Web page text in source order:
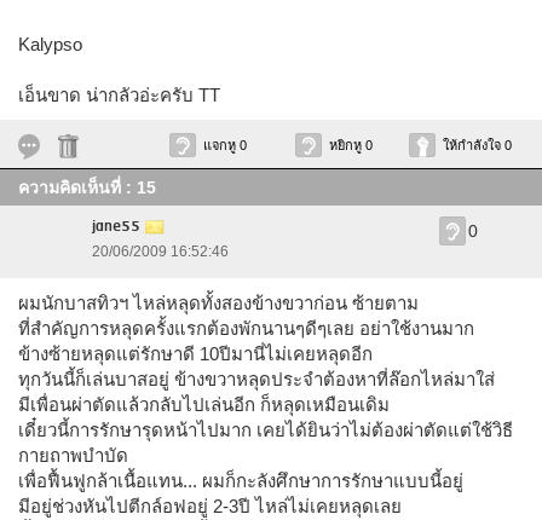
Kalypso
เอ็นขาด น่ากลัวอ่ะครับ TT
แจกหู 0 หยิกหู 0 ให้กำลังใจ 0
ความคิดเห็นที่ : 15
jane55
20/06/2009 16:52:46
0
ผมนักบาสทิวฯ ไหล่หลุดทั้งสองข้างขวาก่อน ซ้ายตาม
ที่สำคัญการหลุดครั้งแรกต้องพักนานๆดีๆเลย อย่าใช้งานมาก
ข้างซ้ายหลุดแต่รักษาดี 10ปีมานี่ไม่เคยหลุดอีก
ทุกวันนี้ก็เล่นบาสอยู่ ข้างขวาหลุดประจำต้องหาที่ล๊อกไหล่มาใส่
มีเพื่อนผ่าตัดแล้วกลับไปเล่นอีก ก็หลุดเหมือนเดิม
เดี๋ยวนี้การรักษารุดหน้าไปมาก เคยได้ยินว่าไม่ต้องผ่าตัดแต่ใช้วิธี
กายถาพบำบัด
เพื่อฟื้นฟูกล้าเนื้อแทน... ผมก็กะลังศึกษาการรักษาแบบนี้อยู่
มีอยู่ช่วงหันไปตีกล์อฟอยู่ 2-3ปี ไหล่ไม่เคยหลุดเลย